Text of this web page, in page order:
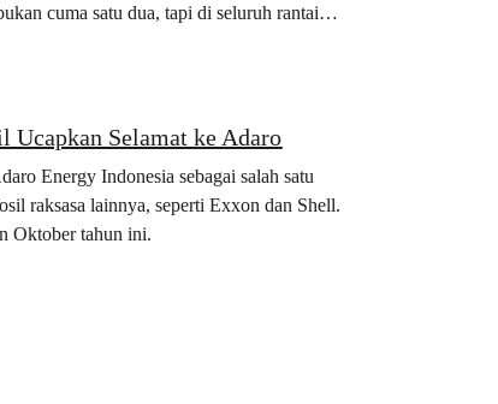
cuma satu dua, tapi di seluruh rantai
Selamat ke Adaro
Energy Indonesia sebagai salah satu
raksasa lainnya, seperti Exxon dan Shell.
Oktober tahun ini.